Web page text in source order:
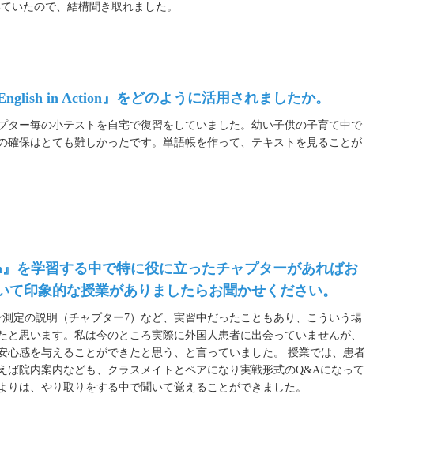
いたので、結構聞き取れました。
in Action』をどのように活用されましたか。
ー毎の小テストを自宅で復習をしていました。幼い子供の子育て中で
保はとても難しかったです。単語帳を作って、テキストを見ることが
を学習する中で特に役に立ったチャプターがあればお
印象的な授業がありましたらお聞かせください。
定の説明（チャプター7）など、実習中だったこともあり、こういう場
思います。私は今のところ実際に外国人患者に出会っていませんが、
感を与えることができたと思う、と言っていました。 授業では、患者
院内案内なども、クラスメイトとペアになり実戦形式のQ&Aになって
は、やり取りをする中で聞いて覚えることができました。